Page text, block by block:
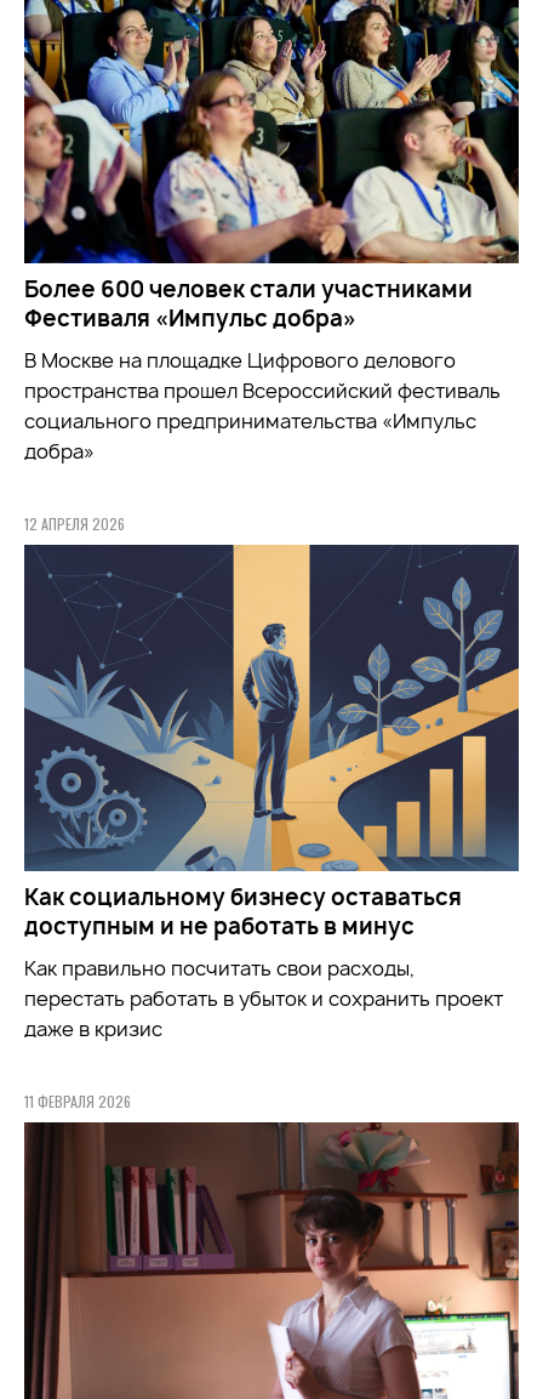
Более 600 человек стали участниками
Фестиваля «Импульс добра»
В Москве на площадке Цифрового делового
пространства прошел Всероссийский фестиваль
социального предпринимательства «Импульс
добра»
12 АПРЕЛЯ 2026
Как социальному бизнесу оставаться
доступным и не работать в минус
Как правильно посчитать свои расходы,
перестать работать в убыток и сохранить проект
даже в кризис
11 ФЕВРАЛЯ 2026